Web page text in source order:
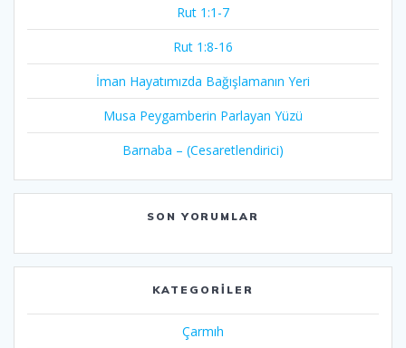
Rut 1:1-7
Rut 1:8-16
İman Hayatımızda Bağışlamanın Yeri
Musa Peygamberin Parlayan Yüzü
Barnaba – (Cesaretlendirici)
SON YORUMLAR
KATEGORILER
Çarmıh​